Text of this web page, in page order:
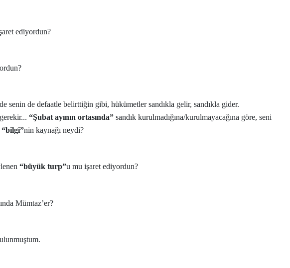
ediyordun?
senin de defaatle belirttiğin gibi, hükümetler sandıkla gelir, sandıkla gider.
“Şubat ayının ortasında” sandık kurulmadığına/kurulmayacağına göre, seni
“bilgi”nin kaynağı neydi?
“büyük turp”u mu işaret ediyordun?
Mümtaz’er?